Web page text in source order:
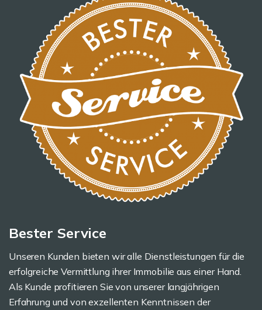
Bester Service
Unseren Kunden bieten wir alle Dienstleistungen für die
erfolgreiche Vermittlung ihrer Immobilie aus einer Hand.
Als Kunde profitieren Sie von unserer langjährigen
Erfahrung und von exzellenten Kenntnissen der